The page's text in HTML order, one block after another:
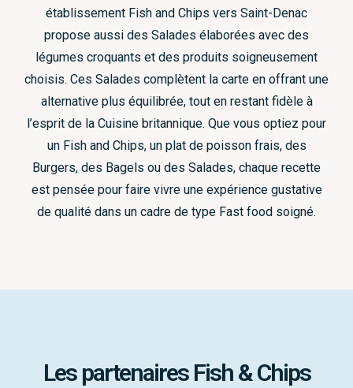
établissement Fish and Chips vers Saint-Denac
propose aussi des Salades élaborées avec des
légumes croquants et des produits soigneusement
choisis. Ces Salades complètent la carte en offrant une
alternative plus équilibrée, tout en restant fidèle à
l’esprit de la Cuisine britannique. Que vous optiez pour
un Fish and Chips, un plat de poisson frais, des
Burgers, des Bagels ou des Salades, chaque recette
est pensée pour faire vivre une expérience gustative
de qualité dans un cadre de type Fast food soigné.
Les partenaires Fish & Chips